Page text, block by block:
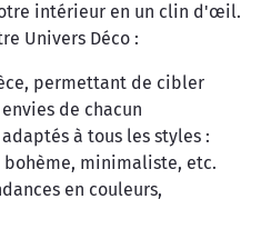
intérieur en un clin d'œil.
Univers Déco :
permettant de cibler
de chacun
à tous les styles :
minimaliste, etc.
en couleurs,